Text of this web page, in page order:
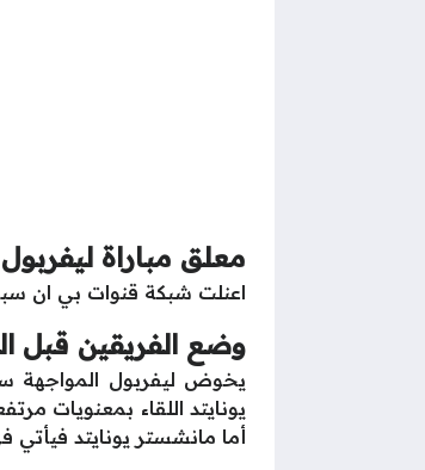
معلق مباراة
اعنلت شبكة قنوات بي ان
وضع الفريقين قبل
أما مانشستر يونايتد فيأتي في